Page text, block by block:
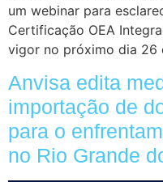
um webinar para
Certificação OEA
vigor no próximo dia 26
Anvisa edita
importação de
para o
no Rio Grande